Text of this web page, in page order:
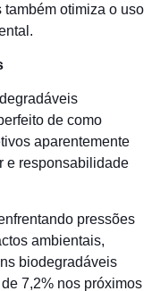
otimiza o uso
de como
aparentemente
e responsabilidade
pressões
ambientais,
biodegradáveis
7,2% nos próximos